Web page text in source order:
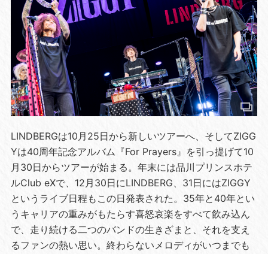
LINDBERGは10月25日から新しいツアーへ、そしてZIGG
Yは40周年記念アルバム『For Prayers』を引っ提げて10
月30日からツアーが始まる。年末には品川プリンスホテ
ルClub eXで、12月30日にLINDBERG、31日にはZIGGY
というライブ日程もこの日発表された。35年と40年とい
うキャリアの重みがもたらす喜怒哀楽をすべて飲み込ん
で、走り続ける二つのバンドの生きざまと、それを支え
るファンの熱い思い。終わらないメロディがいつまでも